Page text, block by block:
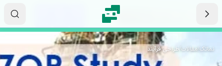
نماتک/مقالات/طراحی فرآیند